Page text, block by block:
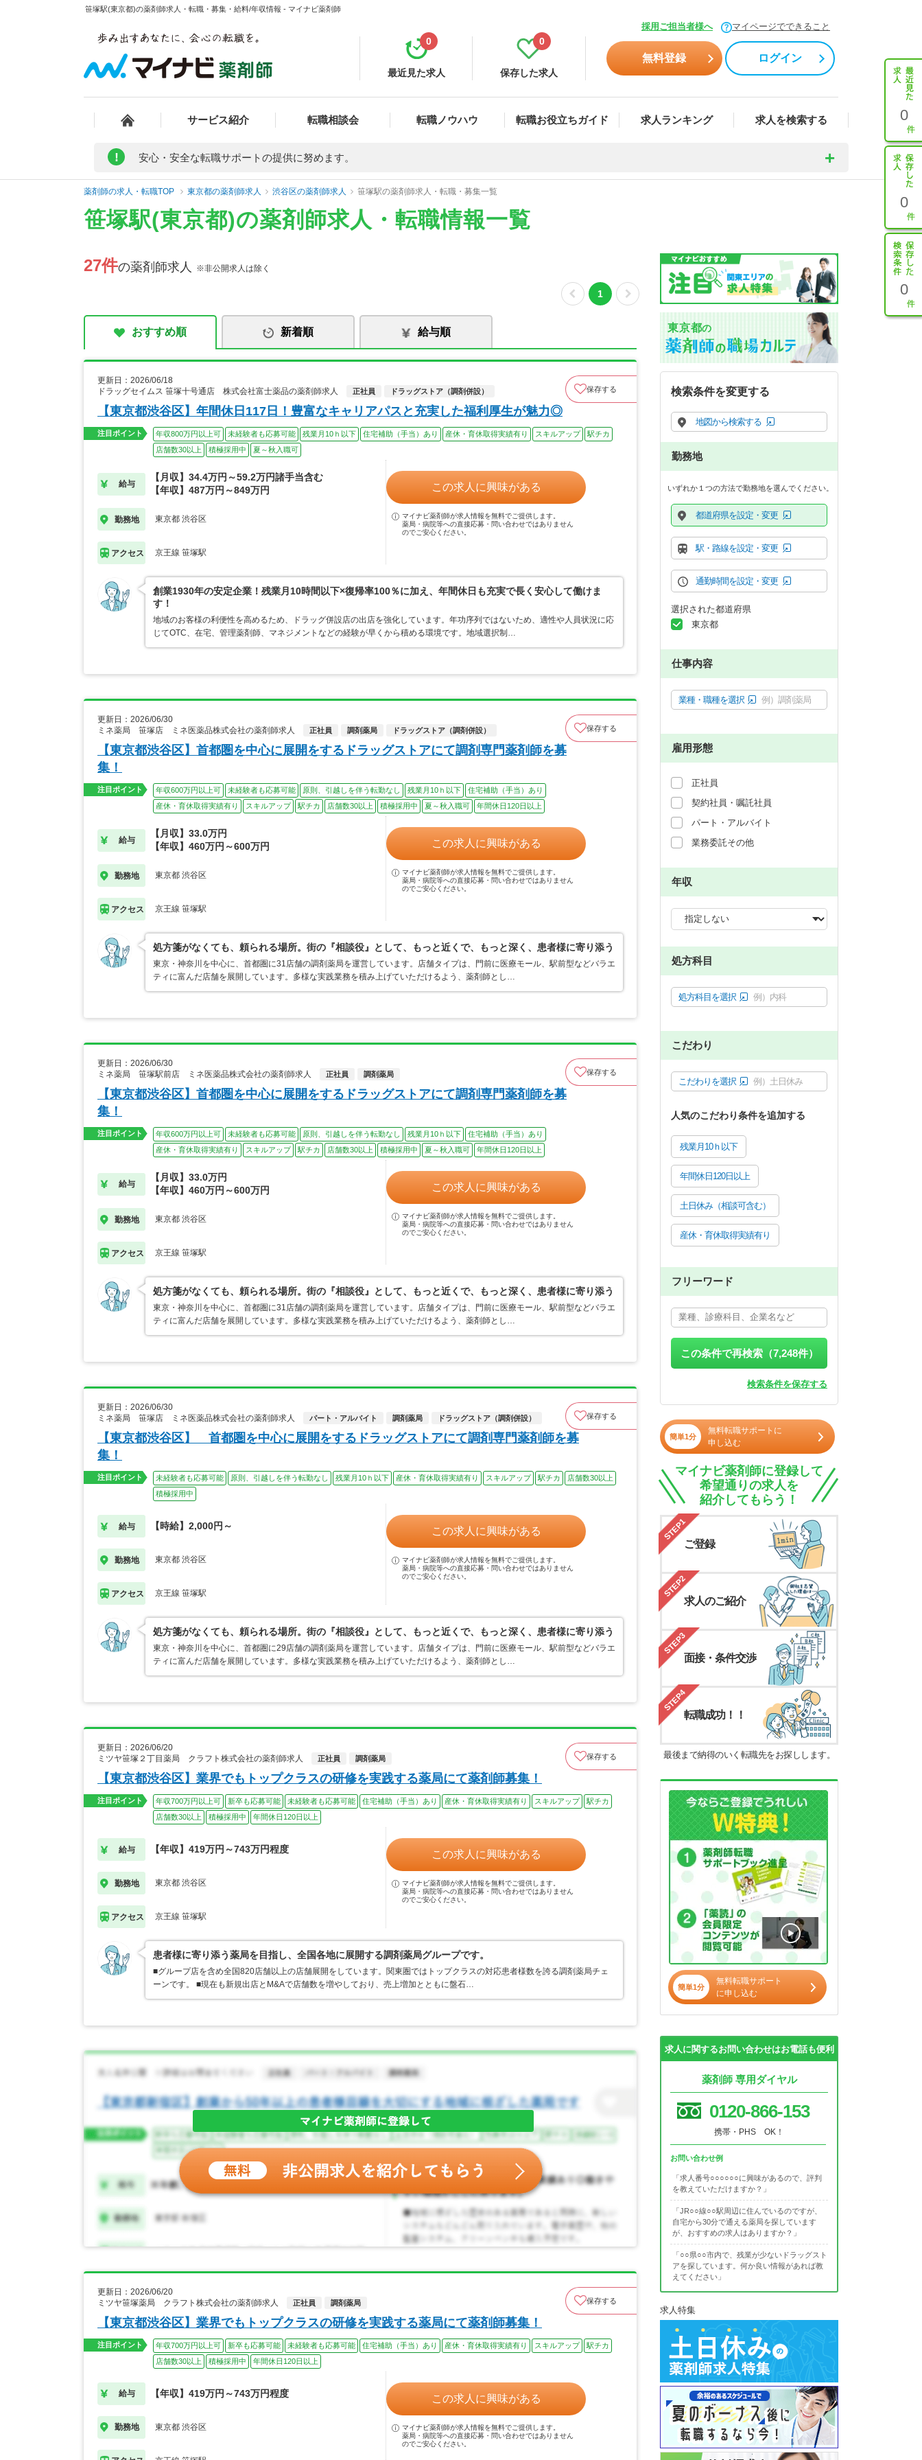
笹塚駅(東京都)の薬剤師求人・転職・募集・給料/年収情報 - マイナビ薬剤師
採用ご担当者様へ マイページでできること
最近見た求人
0
保存した求人
0
無料登録 ログイン
サービス紹介 転職相談会 転職ノウハウ 転職お役立ちガイド 求人ランキング 求人を検索する 0
0
0
! 安心・安全な転職サポートの提供に努めます。
薬剤師の求人・転職TOP 東京都の薬剤師求人 渋谷区の薬剤師求人 笹塚駅の薬剤師求人・転職・募集一覧
笹塚駅(東京都)の薬剤師求人・転職情報一覧
27件の薬剤師求人 ※非公開求人は除く
1
おすすめ順 新着順 給与順
更新日：2026/06/18
ドラッグセイムス 笹塚十号通店 株式会社富士薬品の薬剤師求人
正社員 ドラッグストア（調剤併設） 保存する
【東京都渋谷区】年間休日117日！豊富なキャリアパスと充実した福利厚生が魅力◎
注目ポイント 年収800万円以上可 未経験者も応募可能 残業月10ｈ以下 住宅補助（手当）あり 産休・育休取得実績有り スキルアップ
駅チカ
店舗数30以上
積極採用中 夏～秋入職可
給与
【月収】34.4万円～59.2万円諸手当含む
【年収】487万円～849万円
勤務地 東京都 渋谷区
アクセス 京王線 笹塚駅
この求人に興味がある
マイナビ薬剤師が求人情報を無料でご提供します。
薬局・病院等への直接応募・問い合わせではありません
のでご安心ください。
創業1930年の安定企業！残業月10時間以下×復帰率100％に加え、年間休日も充実で長く安心して働けま
す！
地域のお客様の利便性を高めるため、ドラッグ併設店の出店を強化しています。年功序列ではないため、適性や人員状況に応
じてOTC、在宅、管理薬剤師、マネジメントなどの経験が早くから積める環境です。地域選択制…
更新日：2026/06/30
ミネ薬局 笹塚店 ミネ医薬品株式会社の薬剤師求人
正社員 調剤薬局 ドラッグストア（調剤併設） 保存する
【東京都渋谷区】首都圏を中心に展開をするドラッグストアにて調剤専門薬剤師を募
集！
注目ポイント 年収600万円以上可 未経験者も応募可能 原則、引越しを伴う転勤なし 残業月10ｈ以下
住宅補助（手当）あり
産休・育休取得実績有り
スキルアップ 駅チカ 店舗数30以上 積極採用中 夏～秋入職可 年間休日120日以上
給与
【月収】33.0万円
【年収】460万円～600万円
勤務地 東京都 渋谷区
アクセス 京王線 笹塚駅
この求人に興味がある
マイナビ薬剤師が求人情報を無料でご提供します。
薬局・病院等への直接応募・問い合わせではありません
のでご安心ください。
処方箋がなくても、頼られる場所。街の『相談役』として、もっと近くで、もっと深く、患者様に寄り添う
東京・神奈川を中心に、首都圏に31店舗の調剤薬局を運営しています。店舗タイプは、門前に医療モール、駅前型などバラエ
ティに富んだ店舗を展開しています。多様な実践業務を積み上げていただけるよう、薬剤師とし…
更新日：2026/06/30
ミネ薬局 笹塚駅前店 ミネ医薬品株式会社の薬剤師求人
正社員 調剤薬局 保存する
【東京都渋谷区】首都圏を中心に展開をするドラッグストアにて調剤専門薬剤師を募
集！
注目ポイント 年収600万円以上可 未経験者も応募可能 原則、引越しを伴う転勤なし 残業月10ｈ以下
住宅補助（手当）あり
産休・育休取得実績有り
スキルアップ 駅チカ 店舗数30以上 積極採用中 夏～秋入職可 年間休日120日以上
給与
【月収】33.0万円
【年収】460万円～600万円
勤務地 東京都 渋谷区
アクセス 京王線 笹塚駅
この求人に興味がある
マイナビ薬剤師が求人情報を無料でご提供します。
薬局・病院等への直接応募・問い合わせではありません
のでご安心ください。
処方箋がなくても、頼られる場所。街の『相談役』として、もっと近くで、もっと深く、患者様に寄り添う
東京・神奈川を中心に、首都圏に31店舗の調剤薬局を運営しています。店舗タイプは、門前に医療モール、駅前型などバラエ
ティに富んだ店舗を展開しています。多様な実践業務を積み上げていただけるよう、薬剤師とし…
更新日：2026/06/30
ミネ薬局 笹塚店 ミネ医薬品株式会社の薬剤師求人
パート・アルバイト 調剤薬局 ドラッグストア（調剤併設） 保存する
【東京都渋谷区】 首都圏を中心に展開をするドラッグストアにて調剤専門薬剤師を募
集！
注目ポイント 未経験者も応募可能 原則、引越しを伴う転勤なし 残業月10ｈ以下 産休・育休取得実績有り スキルアップ 駅チカ
店舗数30以上
積極採用中
給与 【時給】2,000円～
勤務地 東京都 渋谷区
アクセス 京王線 笹塚駅
この求人に興味がある
マイナビ薬剤師が求人情報を無料でご提供します。
薬局・病院等への直接応募・問い合わせではありません
のでご安心ください。
処方箋がなくても、頼られる場所。街の『相談役』として、もっと近くで、もっと深く、患者様に寄り添う
東京・神奈川を中心に、首都圏に29店舗の調剤薬局を運営しています。店舗タイプは、門前に医療モール、駅前型などバラエ
ティに富んだ店舗を展開しています。多様な実践業務を積み上げていただけるよう、薬剤師とし…
更新日：2026/06/20
ミツヤ笹塚２丁目薬局 クラフト株式会社の薬剤師求人
正社員 調剤薬局 保存する
【東京都渋谷区】業界でもトップクラスの研修を実践する薬局にて薬剤師募集！
注目ポイント 年収700万円以上可 新卒も応募可能 未経験者も応募可能 住宅補助（手当）あり 産休・育休取得実績有り スキルアップ
駅チカ
店舗数30以上
積極採用中 年間休日120日以上
給与 【年収】419万円～743万円程度
勤務地 東京都 渋谷区
アクセス 京王線 笹塚駅
この求人に興味がある
マイナビ薬剤師が求人情報を無料でご提供します。
薬局・病院等への直接応募・問い合わせではありません
のでご安心ください。
患者様に寄り添う薬局を目指し、全国各地に展開する調剤薬局グループです。
■グループ店を含め全国820店舗以上の店舗展開をしています。関東圏ではトップクラスの対応患者様数を誇る調剤薬局チェ
ーンです。 ■現在も新規出店とM&Aで店舗数を増やしており、売上増加とともに盤石…
更新日：2026/06/20
ミツヤ笹塚薬局 クラフト株式会社の薬剤師求人
正社員 調剤薬局 保存する
【東京都渋谷区】業界でもトップクラスの研修を実践する薬局にて薬剤師募集！
注目ポイント 年収700万円以上可 新卒も応募可能 未経験者も応募可能 住宅補助（手当）あり 産休・育休取得実績有り スキルアップ
駅チカ
店舗数30以上
積極採用中 年間休日120日以上
給与 【年収】419万円～743万円程度
勤務地 東京都 渋谷区
この求人に興味がある
マイナビ薬剤師が求人情報を無料でご提供します。
薬局・病院等への直接応募・問い合わせではありません
のでご安心ください。
東京都の
検索条件を変更する
地図から検索する
勤務地
いずれか１つの方法で勤務地を選んでください。
都道府県を設定・変更
駅・路線を設定・変更
通勤時間を設定・変更
選択された都道府県
東京都
仕事内容
業種・職種を選択 例）調剤薬局
雇用形態
正社員
契約社員・嘱託社員
パート・アルバイト
業務委託その他
年収
処方科目
処方科目を選択 例）内科
こだわり
こだわりを選択 例）土日休み
人気のこだわり条件を追加する
残業月10ｈ以下
年間休日120日以上
土日休み（相談可含む）
産休・育休取得実績有り
フリーワード
この条件で再検索（7,248件）
検索条件を保存する
簡単1分
無料転職サポートに
申し込む
マイナビ薬剤師に登録して
希望通りの求人を
紹介してもらう！
STEP1
ご登録
STEP2
求人のご紹介
STEP3
面接・条件交渉
STEP4
転職成功！！
最後まで納得のいく転職先をお探しします。
簡単1分
無料転職サポート
に申し込む
求人に関するお問い合わせはお電話も便利
薬剤師 専用ダイヤル
0120-866-153
携帯・PHS OK！
お問い合わせ例
「求人番号○○○○○○に興味があるので、評判
を教えていただけますか？」
「JR○○線○○駅周辺に住んでいるのですが、
自宅から30分で通える薬局を探しています
が、おすすめの求人はありますか？」
「○○県○○市内で、残業が少ないドラッグスト
アを探しています。何か良い情報があれば教
えてください」
求人特集